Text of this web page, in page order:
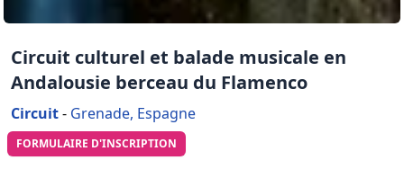
Circuit culturel et balade musicale en
Andalousie berceau du Flamenco
Circuit- Grenade, Espagne
FORMULAIRE D'INSCRIPTION